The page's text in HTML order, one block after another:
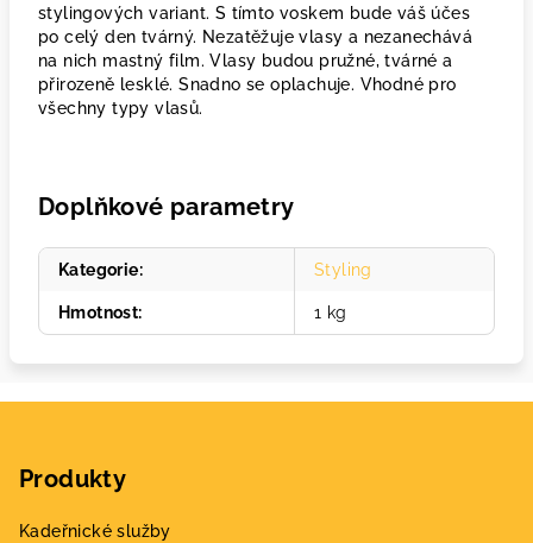
stylingových variant. S tímto voskem bude váš účes
po celý den tvárný. Nezatěžuje vlasy a nezanechává
na nich mastný film. Vlasy budou pružné, tvárné a
přirozeně lesklé. Snadno se oplachuje. Vhodné pro
všechny typy vlasů.
Doplňkové parametry
Kategorie: Styling
Hmotnost: 1 kg
Produkty
Kadeřnické služby